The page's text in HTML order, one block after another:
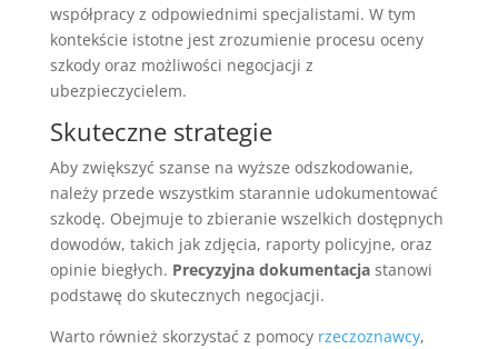
współpracy z odpowiednimi specjalistami. W tym
kontekście istotne jest zrozumienie procesu oceny
szkody oraz możliwości negocjacji z
ubezpieczycielem.
Skuteczne strategie
Aby zwiększyć szanse na wyższe odszkodowanie,
należy przede wszystkim starannie udokumentować
szkodę. Obejmuje to zbieranie wszelkich dostępnych
dowodów, takich jak zdjęcia, raporty policyjne, oraz
opinie biegłych. Precyzyjna dokumentacjastanowi
podstawę do skutecznych negocjacji.
Warto również skorzystać z pomocy rzeczoznawcy,